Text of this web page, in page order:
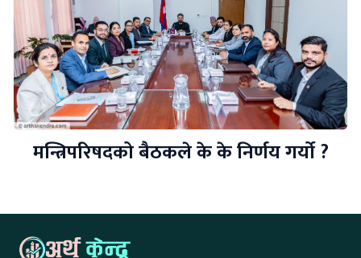
मन्त्रिपरिषदको बैठकले के के निर्णय गर्यो ?